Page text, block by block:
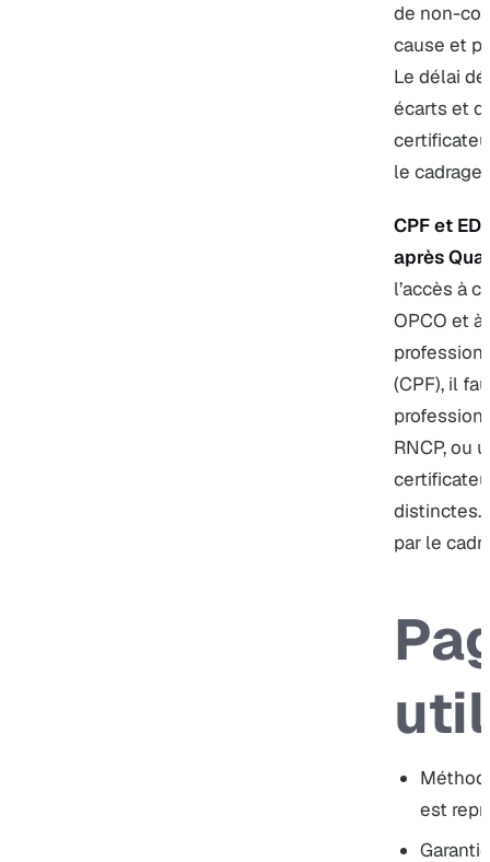
de non-
cause et
Le délai
écarts et
le cadrage
CPF et
après
l’accès à
OPCO et
(CPF), il
RNCP, ou
distinctes.
par le
est
Garantie